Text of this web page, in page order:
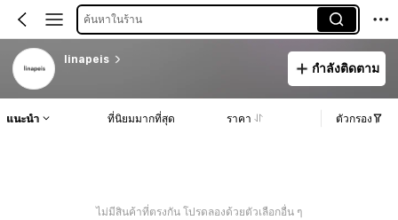
ค้นหาในร้าน
linapeis
กำลังติดตาม
แนะนำ ที่นิยมมากที่สุด ราคา ตัวกรอง
ไม่มีสินค้าที่ตรงกัน โปรดลองด้วยตัวเลือกอื่น ๆ